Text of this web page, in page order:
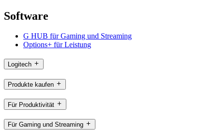
Software
G HUB für Gaming und Streaming
Options+ für Leistung
Logitech
Produkte kaufen
Für Produktivität
Für Gaming und Streaming